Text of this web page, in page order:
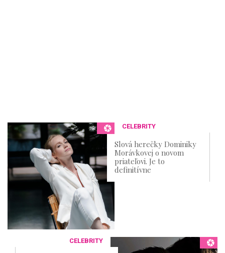
CELEBRITY
Slová herečky Dominiky
Morávkovej o novom
priateľovi. Je to
definitívne
CELEBRITY